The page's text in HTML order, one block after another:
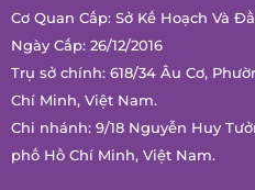
Hotline:0847 486 586
Mã Số Thuế: 0314171197
Cơ Quan Cấp: Sở Kế Hoạch Và
Minh.
Ngày Cấp: 26/12/2016